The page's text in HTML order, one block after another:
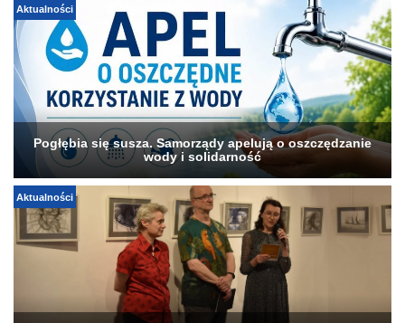
Aktualności
Pogłębia się susza. Samorządy apelują o oszczędzanie
wody i solidarność
Aktualności